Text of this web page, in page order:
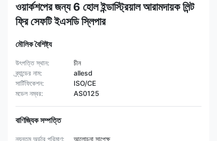
ওয়ার্কশপের জন্য 6 হোল ইন্ডাস্ট্রিয়াল আরামদায়ক লিন্ট
ফ্রি সেফটি ইএসডি স্লিপার
মৌলিক বৈশিষ্ট্য
উৎপত্তি স্থান:
চীন
ব্র্যান্ডের নাম:
allesd
সার্টিফিকেশন:
ISO/CE
মডেল নম্বর:
AS0125
বাণিজ্যিক সম্পত্তি
ন্যূনতম অর্ডার পরিমাণ:
আলোচনা সাপেক্ষ